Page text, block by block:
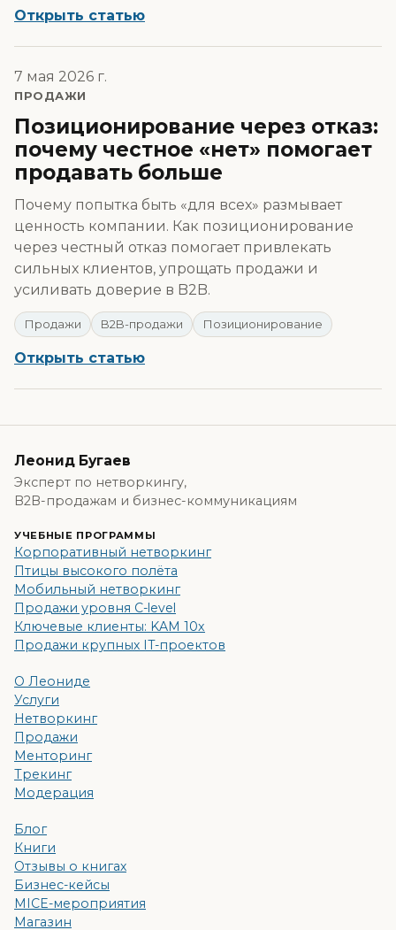
Открыть статью
7 мая 2026 г.
ПРОДАЖИ
Позиционирование через отказ:
почему честное «нет» помогает
продавать больше
Почему попытка быть «для всех» размывает
ценность компании. Как позиционирование
через честный отказ помогает привлекать
сильных клиентов, упрощать продажи и
усиливать доверие в B2B.
Продажи B2B-продажи Позиционирование
Открыть статью
Леонид Бугаев
Эксперт по нетворкингу,
B2B-продажам и бизнес-коммуникациям
УЧЕБНЫЕ ПРОГРАММЫ
Корпоративный нетворкинг
Птицы высокого полёта
Мобильный нетворкинг
Продажи уровня C-level
Ключевые клиенты: KAM 10x
Продажи крупных IT-проектов
О Леониде
Услуги
Нетворкинг
Продажи
Менторинг
Трекинг
Модерация
Блог
Книги
Отзывы о книгах
Бизнес-кейсы
MICE-мероприятия
Магазин